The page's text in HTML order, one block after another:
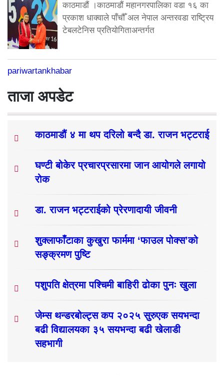
काठमाडौं ।काठमाडौं महानगरपालिका वडा १६ का
प्रकाश धाक्वाले पाँचौँ अल नेपाल अन्तरवडा राष्ट्रिय
टेबलटेनिस प्रतियोगिताअन्तर्गत
pariwartankhabar
ताजा अपडेट
काठमाडौं ४ मा थप दरिलो बन्दै डा. राजन भट्टराई
घण्टी बोकेर प्रचारप्रसारमा जान आयोगले लगायो
रोक
डा. राजन भट्टराईको प्रेरणादायी जीवनी
शुक्लाफाँटाका कुखुरा फार्ममा ‘फाउल पोक्स’को
सङ्क्रमण पुष्टि
पशुपति क्षेत्रमा पश्चिमी बाहिरी ढोका पुनः खुला
जेम्स थन्डरबोल्ट्स कप २०२५ सुरुएक सयभन्दा
बढी विद्यालयका ३५ सयभन्दा बढी खेलाडी
सहभागी